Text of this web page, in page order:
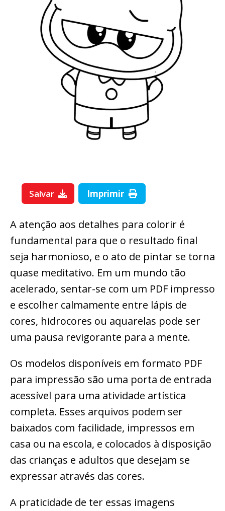
Salvar Imprimir
A atenção aos detalhes para colorir é
fundamental para que o resultado final
seja harmonioso, e o ato de pintar se torna
quase meditativo. Em um mundo tão
acelerado, sentar-se com um PDF impresso
e escolher calmamente entre lápis de
cores, hidrocores ou aquarelas pode ser
uma pausa revigorante para a mente.
Os modelos disponíveis em formato PDF
para impressão são uma porta de entrada
acessível para uma atividade artística
completa. Esses arquivos podem ser
baixados com facilidade, impressos em
casa ou na escola, e colocados à disposição
das crianças e adultos que desejam se
expressar através das cores.
A praticidade de ter essas imagens